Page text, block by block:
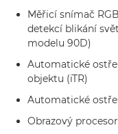
Měřicí snímač
detekcí blikání
modelu 90D)
Automatické
objektu (iTR)
Automatické
Obrazový